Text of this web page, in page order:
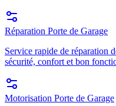
Réparation Porte de Garage
Service rapide de réparation
sécurité, confort et bon
Motorisation Porte de Garage